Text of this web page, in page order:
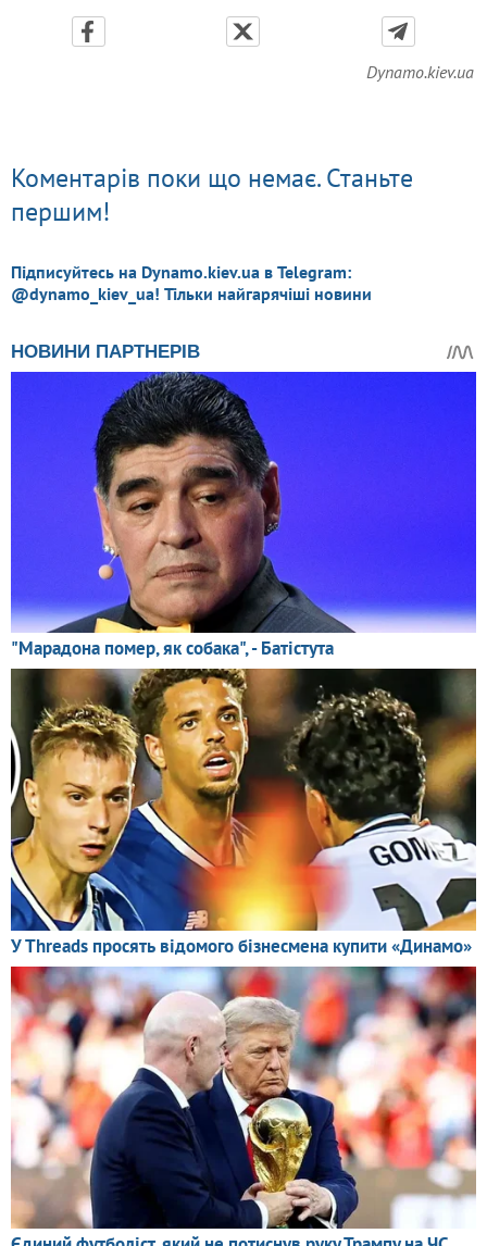
Dynamo.kiev.ua
Коментарів поки що немає. Станьте
першим!
Підписуйтесь на Dynamo.kiev.ua в Telegram:
@dynamo_kiev_ua! Тільки найгарячіші новини